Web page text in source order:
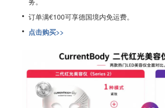
订单满€100可享德国境内免运费。
点击购买>>